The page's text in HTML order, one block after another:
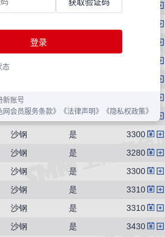
是
沙钢
沙钢 是 3250
沙钢 是 3300
沙钢 是 3280
沙钢 是 3300
沙钢 是 3310
沙钢 是 3310
沙钢 是 3430